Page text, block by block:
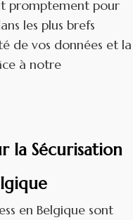
promptement pour
les plus brefs
de vos données et la
à notre
la Sécurisation
en Belgique sont